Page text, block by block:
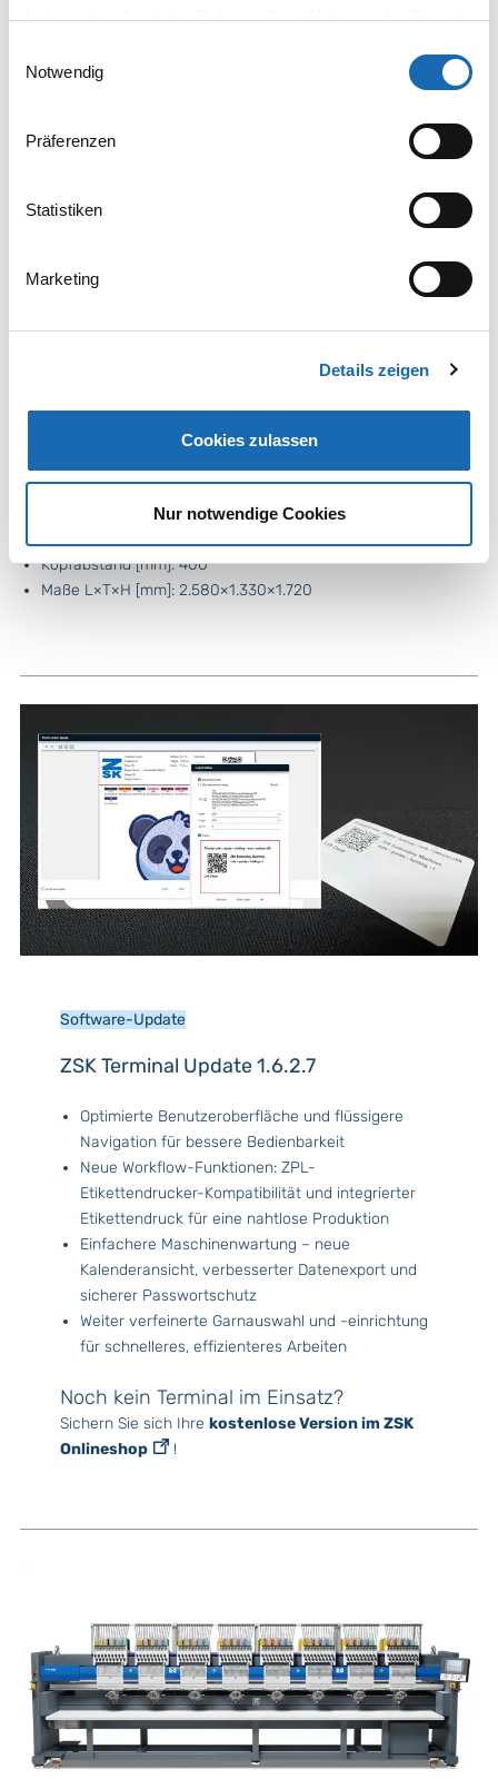
haben oder die sie im Rahmen Ihrer Nutzung der Dienste
Notwendig
Präferenzen
Statistiken
Marketing
Details zeigen
Cookies zulassen
Nur notwendige Cookies
Anzahl Köpfe: 4
Tubular 1.100 · Kappe 1.000
Stickfeldgröße [mm]: Bordürenrahmen 1.600×500 · Tubular
Kopfabstand [mm]: 400
Maße L×T×H [mm]: 2.580×1.330×1.720
Software-Update
ZSK Terminal Update 1.6.2.7
Optimierte Benutzeroberfläche und flüssigere
Navigation für bessere Bedienbarkeit
Neue Workflow-Funktionen: ZPL-
Etikettendrucker-Kompatibilität und integrierter
Etikettendruck für eine nahtlose Produktion
Einfachere Maschinenwartung – neue
Kalenderansicht, verbesserter Datenexport und
sicherer Passwortschutz
Weiter verfeinerte Garnauswahl und -einrichtung
für schnelleres, effizienteres Arbeiten
Noch kein Terminal im Einsatz?
Sichern Sie sich Ihre kostenlose Version im ZSK
Onlineshop
!